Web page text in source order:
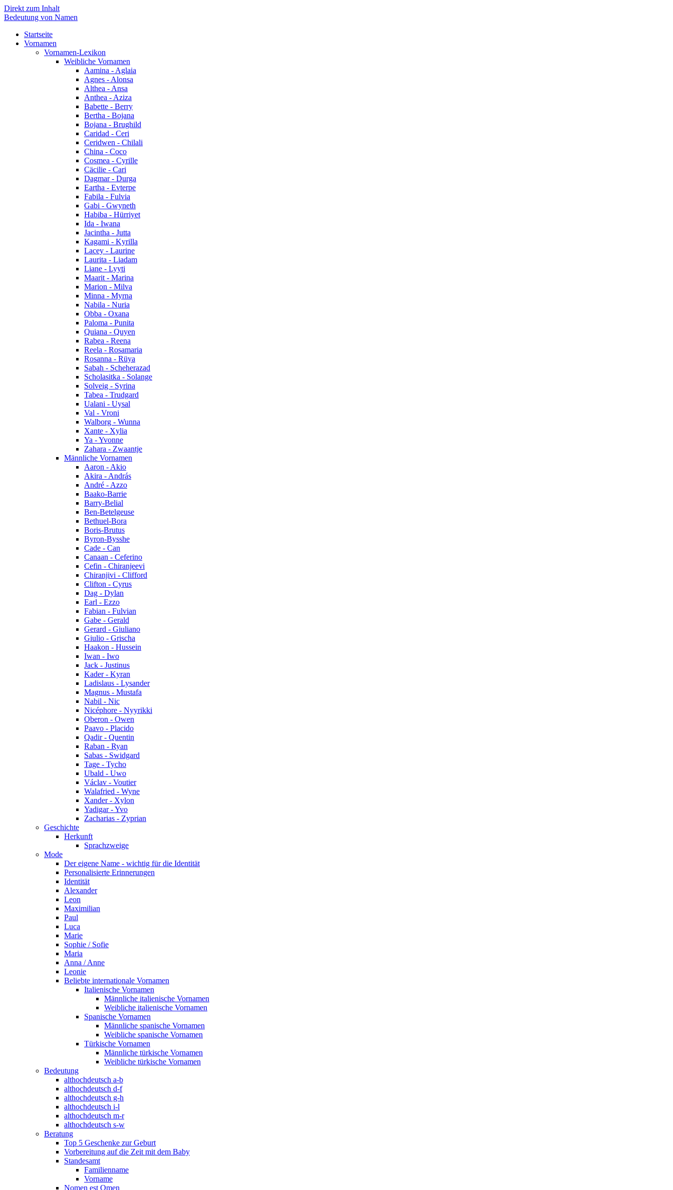
Direkt zum Inhalt
Bedeutung von Namen
Startseite
Vornamen
Vornamen-Lexikon
Weibliche Vornamen
Aamina - Aglaia
Agnes - Alonsa
Althea - Ansa
Anthea - Aziza
Babette - Berry
Bertha - Bojana
Bojana - Brughild
Caridad - Ceri
Ceridwen - Chilali
China - Coco
Cosmea - Cyrille
Cäcilie - Cari
Dagmar - Durga
Eartha - Evterpe
Fabila - Fulvia
Gabi - Gwyneth
Habiba - Hürriyet
Ida - Iwana
Jacintha - Jutta
Kagami - Kyrilla
Lacey - Laurine
Laurita - Liadam
Liane - Lyyti
Maarit - Marina
Marion - Milva
Minna - Myrna
Nabila - Nuria
Obba - Oxana
Paloma - Punita
Quiana - Quyen
Rabea - Reena
Reela - Rosamaria
Rosanna - Rüya
Sabah - Scheherazad
Scholasitka - Solange
Solveig - Syrina
Tabea - Trudgard
Ualani - Uysal
Val - Vroni
Walborg - Wunna
Xante - Xylia
Ya - Yvonne
Zahara - Zwaantje
Männliche Vornamen
Aaron - Akio
Akira - András
André - Azzo
Baako-Barrie
Barry-Belial
Ben-Betelgeuse
Bethuel-Bora
Boris-Brutus
Byron-Bysshe
Cade - Can
Canaan - Ceferino
Cefin - Chiranjeevi
Chiranjivi - Clifford
Clifton - Cyrus
Dag - Dylan
Earl - Ezzo
Fabian - Fulvian
Gabe - Gerald
Gerard - Giuliano
Giulio - Grischa
Haakon - Hussein
Iwan - Iwo
Jack - Justinus
Kader - Kyran
Ladislaus - Lysander
Magnus - Mustafa
Nabil - Nic
Nicéphore - Nyyrikki
Oberon - Owen
Paavo - Placido
Qadir - Quentin
Raban - Ryan
Sabas - Swidgard
Tage - Tycho
Ubald - Uwo
Václav - Voutier
Walafried - Wyne
Xander - Xylon
Yadigar - Yvo
Zacharias - Zyprian
Geschichte
Herkunft
Sprachzweige
Mode
Der eigene Name - wichtig für die Identität
Personalisierte Erinnerungen
Identität
Alexander
Leon
Maximilian
Paul
Luca
Marie
Sophie / Sofie
Maria
Anna / Anne
Leonie
Beliebte internationale Vornamen
Italienische Vornamen
Männliche italienische Vornamen
Weibliche italienische Vornamen
Spanische Vornamen
Männliche spanische Vornamen
Weibliche spanische Vornamen
Türkische Vornamen
Männliche türkische Vornamen
Weibliche türkische Vornamen
Bedeutung
althochdeutsch a-b
althochdeutsch d-f
althochdeutsch g-h
althochdeutsch i-l
althochdeutsch m-r
althochdeutsch s-w
Beratung
Top 5 Geschenke zur Geburt
Vorbereitung auf die Zeit mit dem Baby
Standesamt
Familienname
Vorname
Nomen est Omen